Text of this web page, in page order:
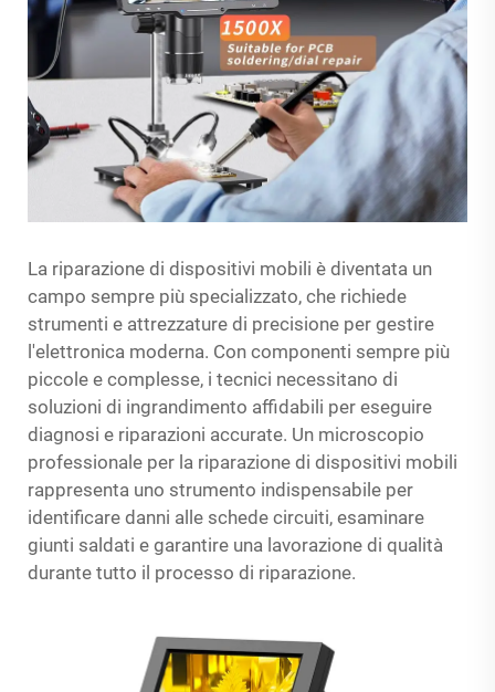
La riparazione di dispositivi mobili è diventata un
campo sempre più specializzato, che richiede
strumenti e attrezzature di precisione per gestire
l'elettronica moderna. Con componenti sempre più
piccole e complesse, i tecnici necessitano di
soluzioni di ingrandimento affidabili per eseguire
diagnosi e riparazioni accurate. Un microscopio
professionale per la riparazione di dispositivi mobili
rappresenta uno strumento indispensabile per
identificare danni alle schede circuiti, esaminare
giunti saldati e garantire una lavorazione di qualità
durante tutto il processo di riparazione.